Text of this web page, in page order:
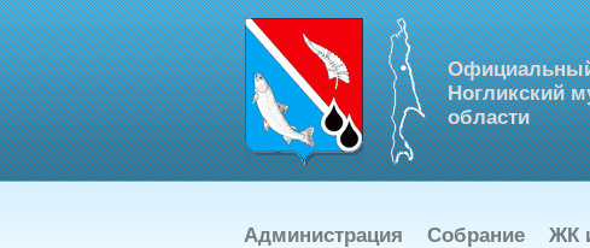
Официальный
Ногликский
области
Администрация Собрание ЖК